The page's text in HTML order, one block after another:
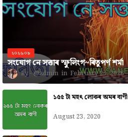
২০২৬০৮
সংযোগ নে সত্তাৰ স্ফুলিংগ~ৰিতুপৰ্ণ শৰ্মা
@admin February 25, 2026
১৫৫ টা মহৎ লোকৰ অমৰ বাণী
August 23, 2020